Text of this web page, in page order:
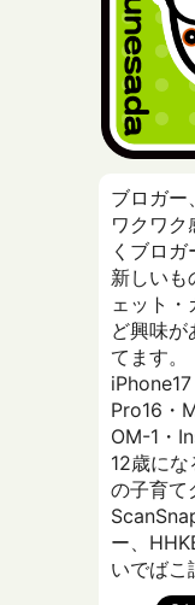
ブロガー
ワクワク
くブロガ
新しいも
ェット
ど興味が
てます。
Pro16・
OM-1・
12歳に
の子育て
ー、
いでばこ